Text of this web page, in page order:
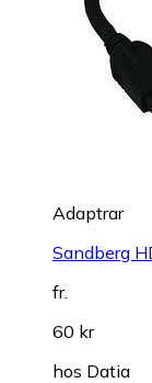
Adaptrar
Sandberg
fr.
60 kr
hos Datia